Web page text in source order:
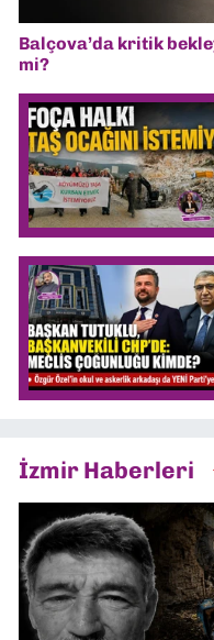
Balçova’da kritik
mi?
İzmir Haberleri